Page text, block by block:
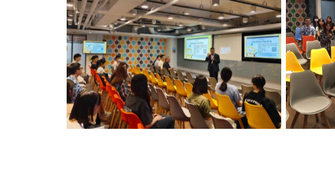
No Caption